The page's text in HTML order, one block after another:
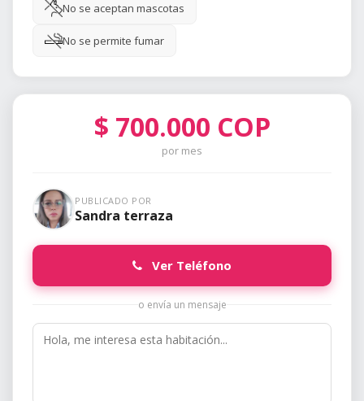
No se aceptan mascotas
No se permite fumar
$ 700.000 COP
por mes
PUBLICADO POR
Sandra terraza
Ver Teléfono
o envía un mensaje